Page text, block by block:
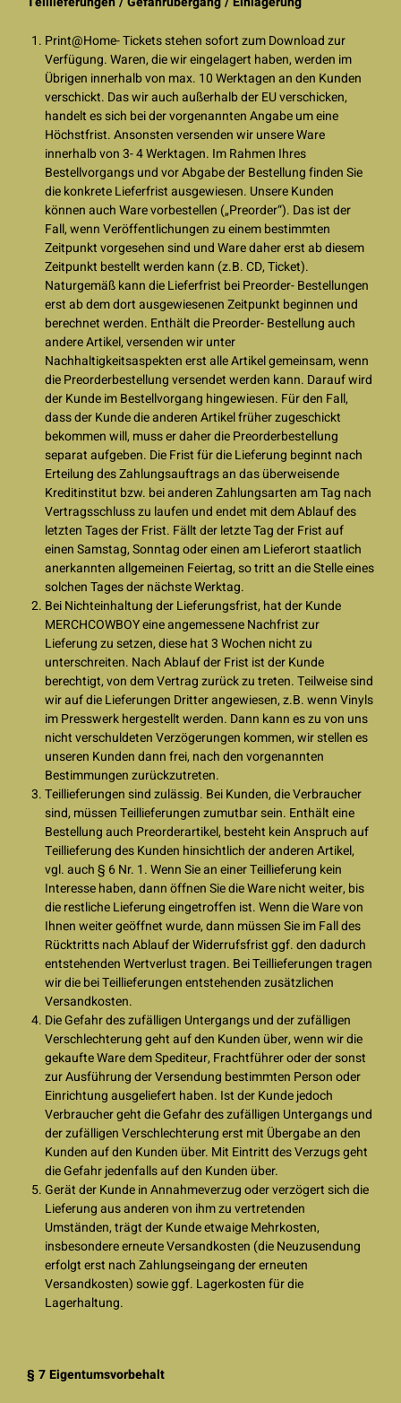
Print@Home- Tickets stehen sofort zum Download zur
Verfügung. Waren, die wir eingelagert haben, werden im
Übrigen innerhalb von max. 10 Werktagen an den Kunden
verschickt. Das wir auch außerhalb der EU verschicken,
handelt es sich bei der vorgenannten Angabe um eine
Höchstfrist. Ansonsten versenden wir unsere Ware
innerhalb von 3- 4 Werktagen. Im Rahmen Ihres
Bestellvorgangs und vor Abgabe der Bestellung finden Sie
die konkrete Lieferfrist ausgewiesen. Unsere Kunden
können auch Ware vorbestellen („Preorder“). Das ist der
Fall, wenn Veröffentlichungen zu einem bestimmten
Zeitpunkt vorgesehen sind und Ware daher erst ab diesem
Zeitpunkt bestellt werden kann (z.B. CD, Ticket).
Naturgemäß kann die Lieferfrist bei Preorder- Bestellungen
erst ab dem dort ausgewiesenen Zeitpunkt beginnen und
berechnet werden. Enthält die Preorder- Bestellung auch
andere Artikel, versenden wir unter
Nachhaltigkeitsaspekten erst alle Artikel gemeinsam, wenn
die Preorderbestellung versendet werden kann. Darauf wird
der Kunde im Bestellvorgang hingewiesen. Für den Fall,
dass der Kunde die anderen Artikel früher zugeschickt
bekommen will, muss er daher die Preorderbestellung
separat aufgeben. Die Frist für die Lieferung beginnt nach
Erteilung des Zahlungsauftrags an das überweisende
Kreditinstitut bzw. bei anderen Zahlungsarten am Tag nach
Vertragsschluss zu laufen und endet mit dem Ablauf des
letzten Tages der Frist. Fällt der letzte Tag der Frist auf
einen Samstag, Sonntag oder einen am Lieferort staatlich
anerkannten allgemeinen Feiertag, so tritt an die Stelle eines
solchen Tages der nächste Werktag.
Bei Nichteinhaltung der Lieferungsfrist, hat der Kunde
MERCHCOWBOY eine angemessene Nachfrist zur
Lieferung zu setzen, diese hat 3 Wochen nicht zu
unterschreiten. Nach Ablauf der Frist ist der Kunde
berechtigt, von dem Vertrag zurück zu treten. Teilweise sind
wir auf die Lieferungen Dritter angewiesen, z.B. wenn Vinyls
im Presswerk hergestellt werden. Dann kann es zu von uns
nicht verschuldeten Verzögerungen kommen, wir stellen es
unseren Kunden dann frei, nach den vorgenannten
Bestimmungen zurückzutreten.
Teillieferungen sind zulässig. Bei Kunden, die Verbraucher
sind, müssen Teillieferungen zumutbar sein. Enthält eine
Bestellung auch Preorderartikel, besteht kein Anspruch auf
Teillieferung des Kunden hinsichtlich der anderen Artikel,
vgl. auch § 6 Nr. 1. Wenn Sie an einer Teillieferung kein
Interesse haben, dann öffnen Sie die Ware nicht weiter, bis
die restliche Lieferung eingetroffen ist. Wenn die Ware von
Ihnen weiter geöffnet wurde, dann müssen Sie im Fall des
Rücktritts nach Ablauf der Widerrufsfrist ggf. den dadurch
entstehenden Wertverlust tragen. Bei Teillieferungen tragen
wir die bei Teillieferungen entstehenden zusätzlichen
Versandkosten.
Die Gefahr des zufälligen Untergangs und der zufälligen
Verschlechterung geht auf den Kunden über, wenn wir die
gekaufte Ware dem Spediteur, Frachtführer oder der sonst
zur Ausführung der Versendung bestimmten Person oder
Einrichtung ausgeliefert haben. Ist der Kunde jedoch
Verbraucher geht die Gefahr des zufälligen Untergangs und
der zufälligen Verschlechterung erst mit Übergabe an den
Kunden auf den Kunden über. Mit Eintritt des Verzugs geht
die Gefahr jedenfalls auf den Kunden über.
Gerät der Kunde in Annahmeverzug oder verzögert sich die
Lieferung aus anderen von ihm zu vertretenden
Umständen, trägt der Kunde etwaige Mehrkosten,
insbesondere erneute Versandkosten (die Neuzusendung
erfolgt erst nach Zahlungseingang der erneuten
Versandkosten) sowie ggf. Lagerkosten für die
Lagerhaltung.
§ 7 Eigentumsvorbehalt